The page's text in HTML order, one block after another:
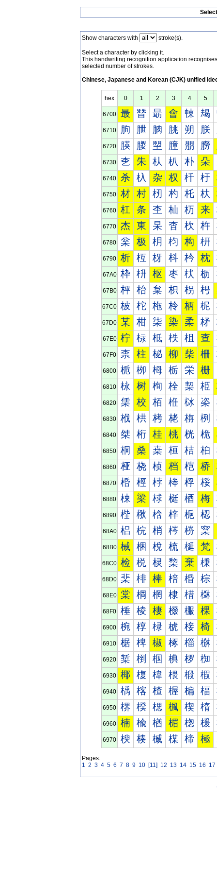
Show characters with stroke(s).
Select a character by clicking it.
This handwriting recognition application
selected number of strokes.
Chinese, Japanese and Korean (CJK) unified
hex 0 1 2 3 4 5
6700 最 朁 朂 會 朄 朅
6710 朐 朑 朒 朓 朔 朕
6720 朠 朡 朢 朣 朤 朥
6730 朰 朱 朲 朳 朴 朵
6740 杀 杁 杂 权 杄 杅
6750 材 村 杒 杓 杔 杕
6760 杠 条 杢 杣 杤 来
6770 杰 東 杲 杳 杴 杵
6780 枀 极 枂 枃 构 枅
6790 析 枑 枒 枓 枔 枕
67A0 枠 枡 枢 枣 枤 枥
67B0 枰 枱 枲 枳 枴 枵
67C0 柀 柁 柂 柃 柄 柅
67D0 某 柑 柒 染 柔 柕
67E0 柠 柡 柢 柣 柤 查
67F0 柰 柱 柲 柳 柴 柵
6800 栀 栁 栂 栃 栄 栅
6810 栐 树 栒 栓 栔 栕
6820 栠 校 栢 栣 栤 栥
6830 栰 栱 栲 栳 栴 栵
6840 桀 桁 桂 桃 桄 桅
6850 桐 桑 桒 桓 桔 桕
6860 桠 桡 桢 档 桤 桥
6870 桰 桱 桲 桳 桴 桵
6880 梀 梁 梂 梃 梄 梅
6890 梐 梑 梒 梓 梔 梕
68A0 梠 梡 梢 梣 梤 梥
68B0 械 梱 梲 梳 梴 梵
68C0 检 棁 棂 棃 棄 棅
68D0 棐 棑 棒 棓 棔 棕
68E0 棠 棡 棢 棣 棤 棥
68F0 棰 棱 棲 棳 棴 棵
6900 椀 椁 椂 椃 椄 椅
6910 椐 椑 椒 椓 椔 椕
6920 椠 椡 椢 椣 椤 椥
6930 椰 椱 椲 椳 椴 椵
6940 楀 楁 楂 楃 楄 楅
6950 楐 楑 楒 楓 楔 楕
6960 楠 楡 楢 楣 楤 楥
6970 楰 楱 楲 楳 楴 極
Pages:
1 2 3 4 5 6 7 8 9 10 [11] 12 13 14 15 16 17